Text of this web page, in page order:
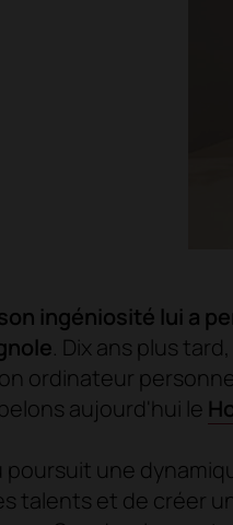
ingéniosité lui a
. Dix ans plus
ordinateur
aujourd'hui le
une
talents et de créer